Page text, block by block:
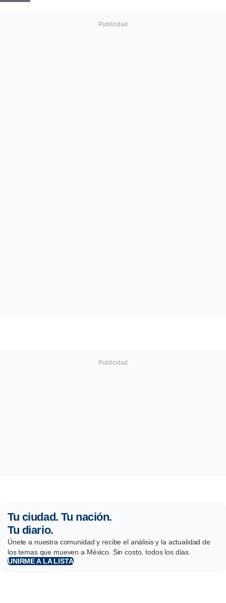
Tu ciudad. Tu nación.
Tu diario.
Únete a nuestra comunidad y recibe el análisis y la actualidad de
los temas que mueven a México. Sin costo, todos los días.
UNIRME A LA LISTA